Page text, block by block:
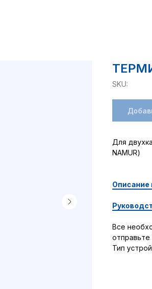
SKU:
Для
NAMUR)
Описание
Все
отправьте
Тип